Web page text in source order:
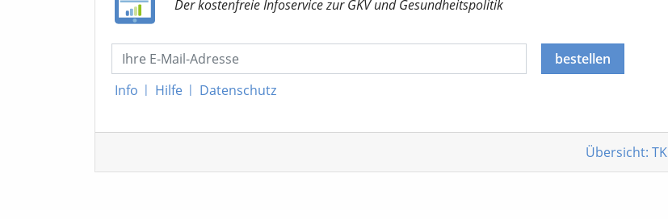
Der kostenfreie Infoservicezur GKVund Gesundheitspolitik
Info | Hilfe | Datenschutz
bestellen
Übersicht: TK